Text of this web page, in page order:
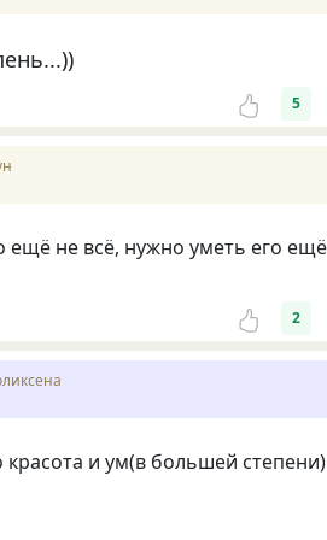
5
ещё не всё, нужно уметь его ещё
2
и ум(в большей степени)